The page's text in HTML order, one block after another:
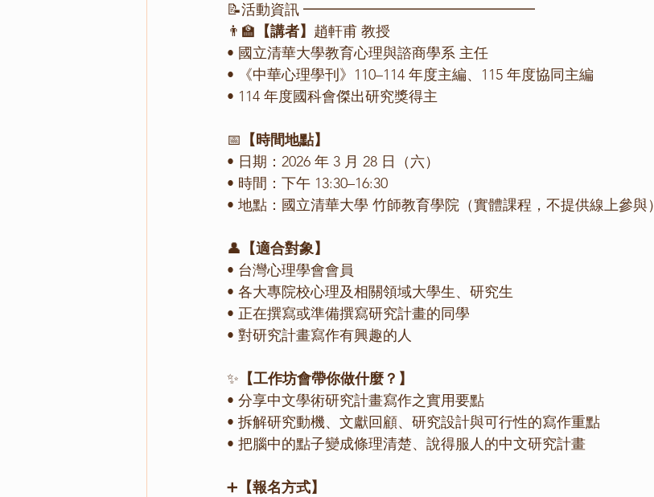
📝活動資訊 ━━━━━━━━━━━━━━━━
👨‍🏫 【講者】 趙軒甫 教授
• 國立清華大學教育心理與諮商學系 主任
• 《中華心理學刊》110–114 年度主編、115 年度協同主編
• 114 年度國科會傑出研究獎得主
📅 【時間地點】
• 日期：2026 年 3 月 28 日（六）
• 時間：下午 13:30–16:30
• 地點：國立清華大學 竹師教育學院（實體課程，不提供線上參與）
👤 【適合對象】
• 台灣心理學會會員
• 各大專院校心理及相關領域大學生、研究生
• 正在撰寫或準備撰寫研究計畫的同學
• 對研究計畫寫作有興趣的人
✨ 【工作坊會帶你做什麼？】
• 分享中文學術研究計畫寫作之實用要點
• 拆解研究動機、文獻回顧、研究設計與可行性的寫作重點
• 把腦中的點子變成條理清楚、說得服人的中文研究計畫
➕ 【報名方式】